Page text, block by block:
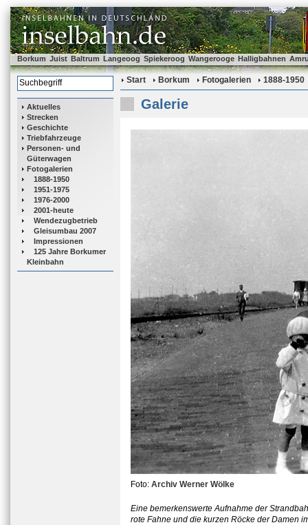
Borkum Juist Baltrum Langeoog Spiekeroog Wangerooge Halligbahnen
Aktuelles
Strecken
Geschichte
Triebfahrzeuge
Personen- und
Güterwagen
Fotogalerien
1888-1950
1951-1975
1976-2000
2001-heute
Wendezugbetrieb
Gleisumbau 2007
Impressionen
125 Jahre Borkumer
Kleinbahn
Start Borkum Fotogalerien 1888-1950
Galerie
Foto: Archiv Werner Wölke
Eine bemerkenswerte Aufnahme der
rote Fahne und die kurzen Röcke der Damen